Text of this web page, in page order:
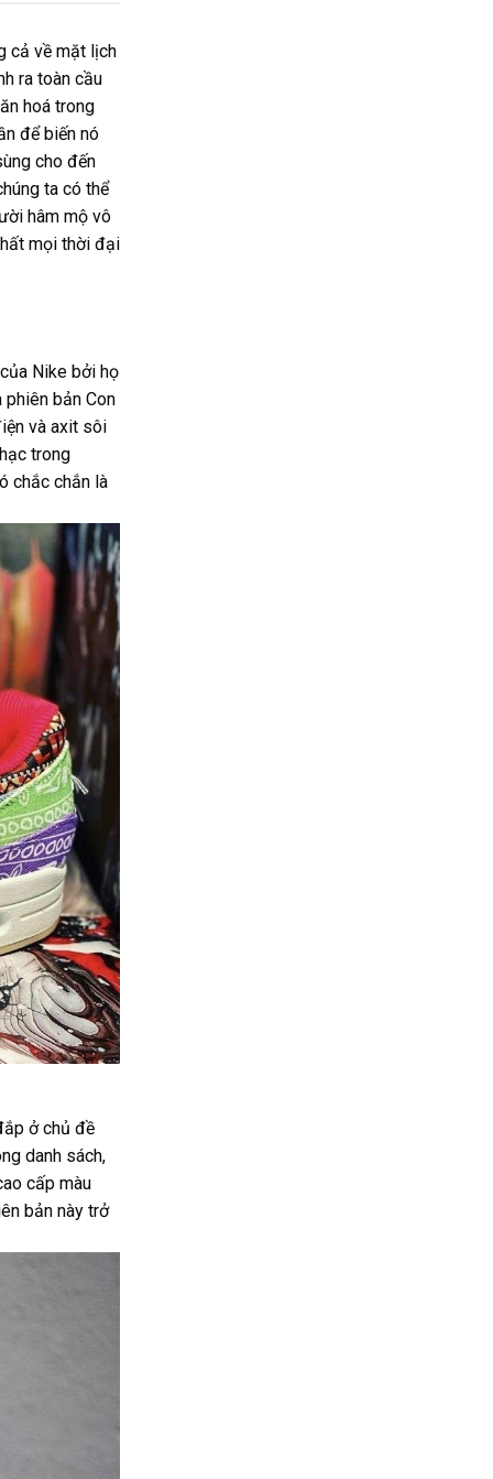
cả về mặt lịch
ra toàn cầu
hoá trong
để biến nó
cho đến
ta có thể
hâm mộ vô
mọi thời đại
Nike bởi họ
bản Con
và axit sôi
trong
chắc chắn là
ở chủ đề
danh sách,
cấp màu
bản này trở